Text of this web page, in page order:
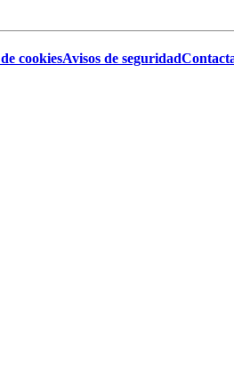
cookiesAvisos de seguridad